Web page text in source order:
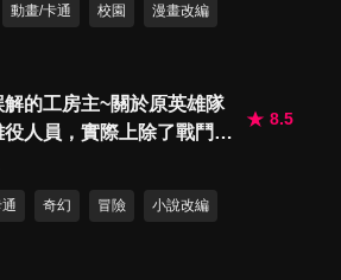
25分鐘
第21集 前輩的實力
動畫/卡通 校園 漫畫改編
解的工房主~關於原英雄隊
役人員，實際上除了戰鬥能
SSS的故事~
8.5
奇幻 冒險 小說改編